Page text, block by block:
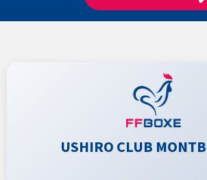
USHIRO CLUB